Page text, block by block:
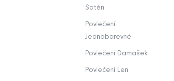
Satén
Povlečení
Jednobarevné
Povlečení Damašek
Povlečení Len